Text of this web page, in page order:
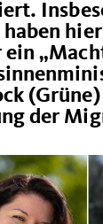
haben
ein
der